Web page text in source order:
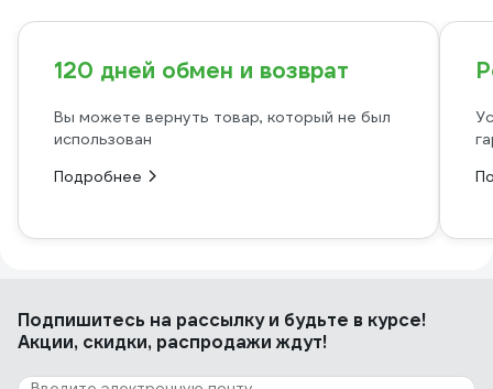
120 дней обмен и возврат
Вы можете вернуть товар, который не был
использован
Подробнее
Подпишитесь на рассылкуи будьте в курсе!
Акции, скидки, распродажи ждут!